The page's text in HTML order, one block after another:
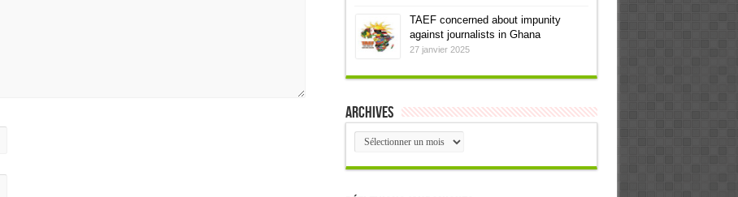
TAEF concerned about impunity
against journalists in Ghana
27 janvier 2025
Archives
Archives